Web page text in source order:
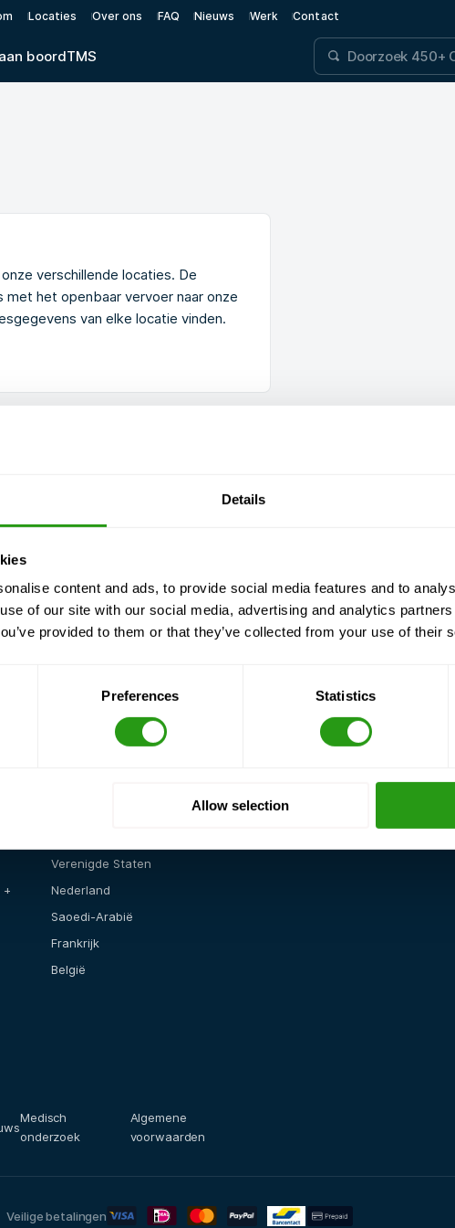
Details
content and ads, to provide social media features and to
of our site with our social media, advertising and analytics
provided to them or that they’ve collected from your use of their
Preferences Statistics
Allow selection
Locaties Over ons FAQ Nieuws Werk Contact
boordTMS
verschillende locaties. De
het openbaar vervoer naar onze
van elke locatie vinden.
+
Verenigde Staten
Nederland
Saoedi-Arabië
Frankrijk
België
Medisch
onderzoek
Algemene
voorwaarden
Veilige betalingen